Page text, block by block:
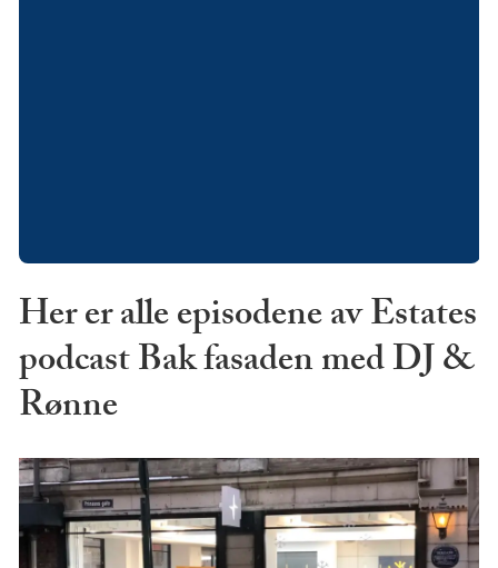
Her er alle episodene av Estates
podcast Bak fasaden med DJ &
Rønne